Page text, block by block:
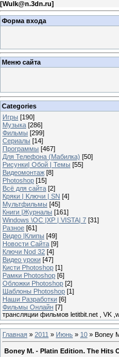
[Wulk@n.3dn.ru]
Форма входа
Меню сайта
Categories
Игры [190]
Музыка [286]
Фильмы [299]
Сериалы [14]
Программы [467]
Для Телефона (Мабилка) [50]
Рисунки| Обой | Темы [55]
Видеомонтаж [8]
Photoshop [15]
Всё для сайта [2]
Кряки | Kлючи | SN [4]
Мультфильмы [45]
Книги |Журналы [161]
Windows \OC |XP | VISTA| 7 [31]
Разное [61]
Видео |Клипы [49]
Новости Сайта [9]
Ключи Nod 32 [4]
Видео уроки [47]
Кисти Photoshop [1]
Рамки Photoshop [6]
Обложки Photoshop [2]
Шаблоны Photoshop [1]
Наши Разработки [6]
Фильмы Онлайн [7]
трансляции фильмов letitbit.net , VK
Главная » 2011 » Июнь » 10 » Boney
Boney M. - Platin Edition. The Hits